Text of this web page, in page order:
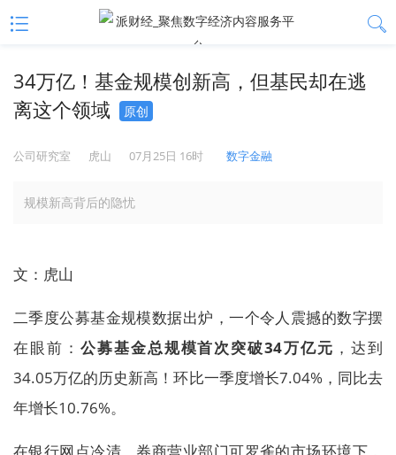
34万亿！基金规模创新高，但基民却在逃
离这个领域
原创
公司研究室 虎山 07月25日 16时 数字金融
规模新高背后的隐忧
文：虎山
二季度公募基金规模数据出炉，一个令人震撼的数字摆
在眼前： 公募基金总规模首次突破34万亿元 ，达到
34.05万亿的历史新高！环比一季度增长7.04%，同比去
年增长10.76%。